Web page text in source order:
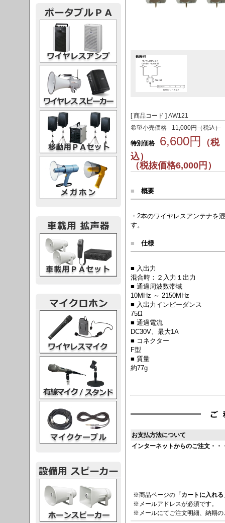
[ 商品コード ] AW121
希望小売価格
11,000円（税込）
特別価格 6,600円 （税
込）
（税抜価格6,000円）
■ 概要
・2本のワイヤレスアンテナを
す。
■ 仕様
■ 入出力
混合時：２入力１出力
■ 通過周波数帯域
10MHz ～ 2150MHz
■ 入出力インピーダンス
75Ω
■ 通過電流
DC30V、最大1A
■ コネクター
F型
■ 質量
約77g
お支払方法について
インターネットからのご注文・・
※商品ページの 「カートに入れる
※メールアドレスが必須です。
※メールにてご注文明細、納期